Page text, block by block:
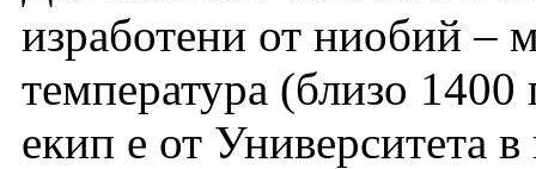
изработени от ниобий –
температура (близо 1400
екип е от Университета